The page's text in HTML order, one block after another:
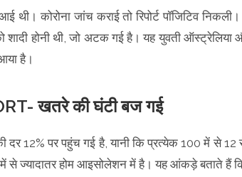
थी। कोरोना जांच कराई तो रिपोर्ट पॉजिटिव
शादी होनी थी, जो अटक गई है। यह युवती ऑस्ट्रेलिया
है।
खतरे की घंटी बज गई
12% पर पहुंच गई है, यानी कि प्रत्येक 100 में से 12
से ज्यादातर होम आइसोलेशन में है। यह आंकड़े बताते हैं